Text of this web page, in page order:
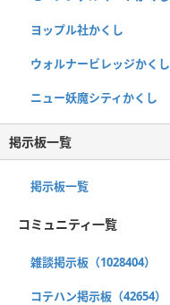
ヨップル社かくし
ウォルナービレッジかくし
ニュー妖魔シティかくし
掲示板一覧
掲示板一覧
コミュニティ一覧
雑談掲示板（1028404）
コテハン掲示板（42654）